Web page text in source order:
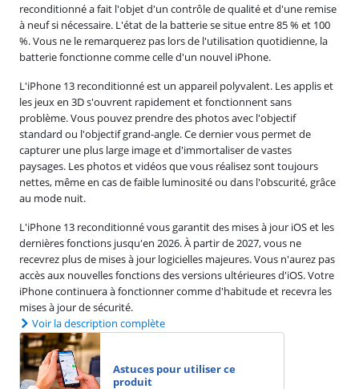
reconditionné a fait l'objet d'un contrôle de qualité et d'une remise
à neuf si nécessaire. L'état de la batterie se situe entre 85 % et 100
%. Vous ne le remarquerez pas lors de l'utilisation quotidienne, la
batterie fonctionne comme celle d'un nouvel iPhone.
L'iPhone 13 reconditionné est un appareil polyvalent. Les applis et
les jeux en 3D s'ouvrent rapidement et fonctionnent sans
problème. Vous pouvez prendre des photos avec l'objectif
standard ou l'objectif grand-angle. Ce dernier vous permet de
capturer une plus large image et d'immortaliser de vastes
paysages. Les photos et vidéos que vous réalisez sont toujours
nettes, même en cas de faible luminosité ou dans l'obscurité, grâce
au mode nuit.
L'iPhone 13 reconditionné vous garantit des mises à jour iOS et les
dernières fonctions jusqu'en 2026. À partir de 2027, vous ne
recevrez plus de mises à jour logicielles majeures. Vous n'aurez pas
accès aux nouvelles fonctions des versions ultérieures d'iOS. Votre
iPhone continuera à fonctionner comme d'habitude et recevra les
mises à jour de sécurité.
Voir la description complète
Astuces pour utiliser ce
produit